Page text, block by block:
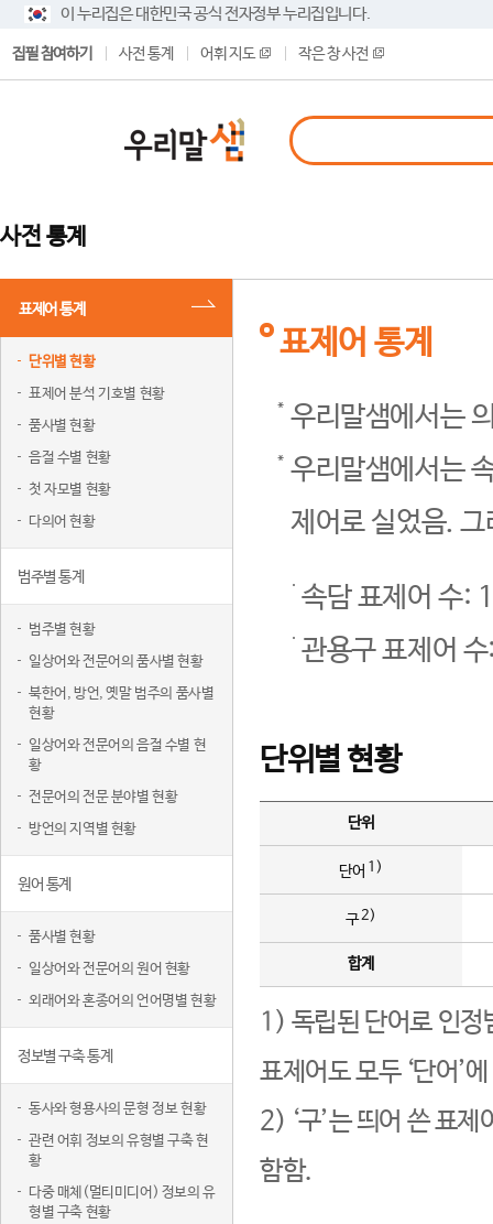
이 누리집은 대한민국 공식 전자정부 누리집입니다.
집필 참여하기 사전 통계 어휘 지도 작은 창 사전
사전 통계
표제어 통계
단위별 현황
표제어 분석 기호별 현황
품사별 현황
음절 수별 현황
첫 자모별 현황
다의어 현황
범주별 통계
범주별 현황
일상어와 전문어의 품사별 현황
북한어, 방언, 옛말 범주의 품사별
현황
일상어와 전문어의 음절 수별 현
황
전문어의 전문 분야별 현황
방언의 지역별 현황
원어 통계
품사별 현황
일상어와 전문어의 원어 현황
외래어와 혼종어의 언어명별 현황
정보별 구축 통계
동사와 형용사의 문형 정보 현황
관련 어휘 정보의 유형별 구축 현
황
다중 매체(멀티미디어) 정보의 유
형별 구축 현황
표제어 통계
우리말샘에서는
우리말샘에서는
제어로 실었음.
속담 표제어 수:
관용구 표제어
단위별 현황
단위
단어 1)
구2)
합계
1) 독립된 단어로 인정
표제어도 모두 ‘단어’
2) ‘구’는 띄어 쓴 표
함함.